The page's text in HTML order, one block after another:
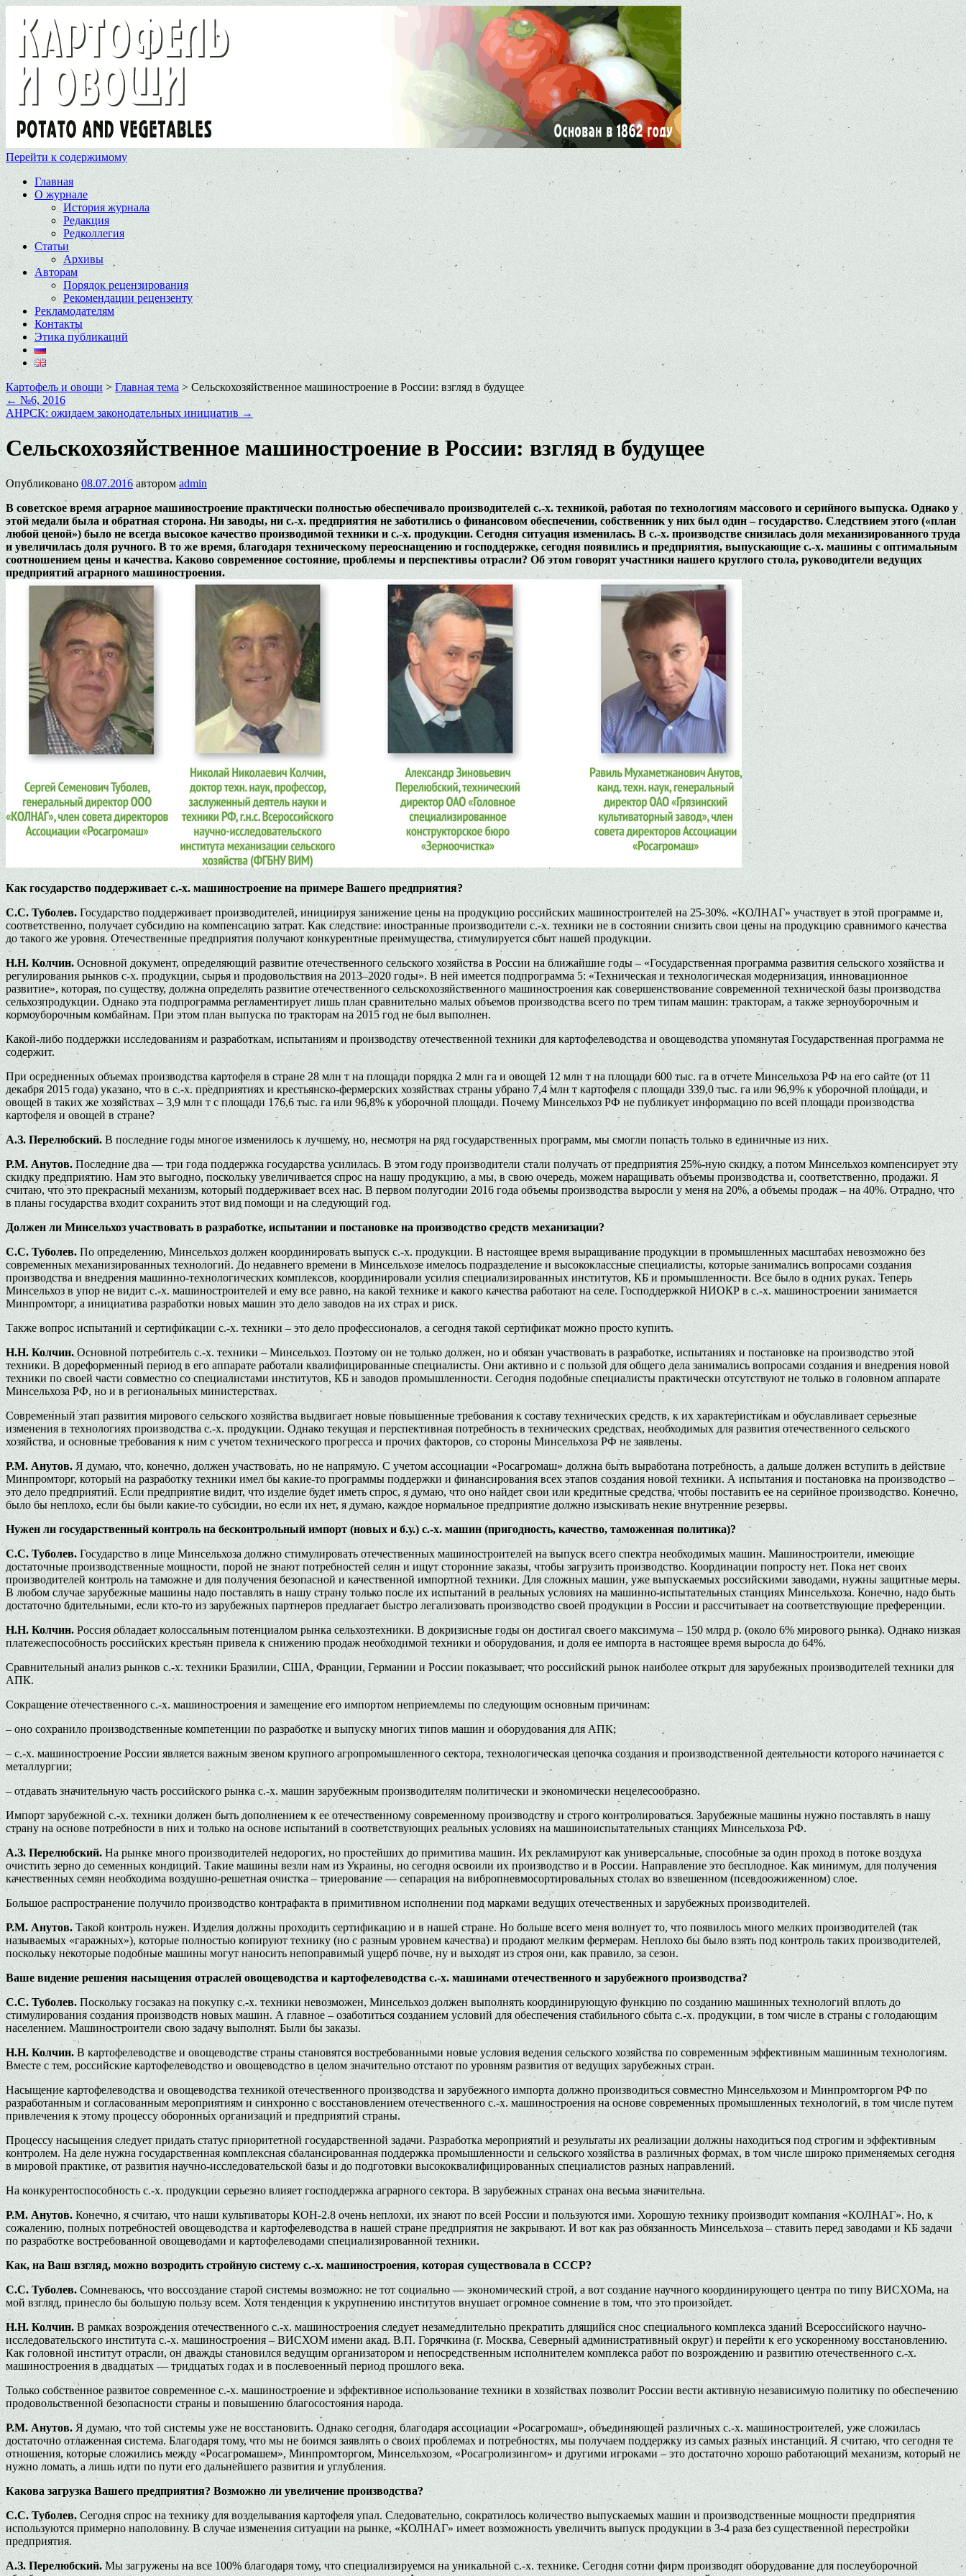
Перейти к содержимому
Главная
О журнале
История журнала
Редакция
Редколлегия
Статьи
Архивы
Авторам
Порядок рецензирования
Рекомендации рецензенту
Рекламодателям
Контакты
Этика публикаций
Картофель и овощи > Главная тема >Сельскохозяйственное машиностроение в России: взгляд в будущее
← №6, 2016
АНРСК: ожидаем законодательных инициатив →
Сельскохозяйственное машиностроение в России: взгляд в будущее
Опубликовано 08.07.2016 автором admin
В советское время аграрное машиностроение практически полностью обеспечивало производителей с.-х. техникой, работая по технологиям массового и серийного выпуска. Однако у
этой медали была и обратная сторона. Ни заводы, ни с.-х. предприятия не заботились о финансовом обеспечении, собственник у них был один – государство. Следствием этого («план
любой ценой») было не всегда высокое качество производимой техники и с.-х. продукции. Сегодня ситуация изменилась. В с.-х. производстве снизилась доля механизированного труда
и увеличилась доля ручного. В то же время, благодаря техническому переоснащению и господдержке, сегодня появились и предприятия, выпускающие с.-х. машины с оптимальным
соотношением цены и качества. Каково современное состояние, проблемы и перспективы отрасли? Об этом говорят участники нашего круглого стола, руководители ведущих
предприятий аграрного машиностроения.
Как государство поддерживает с.-х. машиностроение на примере Вашего предприятия?
С.С. Туболев.Государство поддерживает производителей, инициируя занижение цены на продукцию российских машиностроителей на 25-30%. «КОЛНАГ» участвует в этой программе и,
соответственно, получает субсидию на компенсацию затрат. Как следствие: иностранные производители с.-х. техники не в состоянии снизить свои цены на продукцию сравнимого качества
до такого же уровня. Отечественные предприятия получают конкурентные преимущества, стимулируется сбыт нашей продукции.
Н.Н. Колчин. Основной документ, определяющий развитие отечественного сельского хозяйства в России на ближайшие годы – «Государственная программа развития сельского хозяйства и
регулирования рынков с-х. продукции, сырья и продовольствия на 2013–2020 годы». В ней имеется подпрограмма 5: «Техническая и технологическая модернизация, инновационное
развитие», которая, по существу, должна определять развитие отечественного сельскохозяйственного машиностроения как совершенствование современной технической базы производства
сельхозпродукции. Однако эта подпрограмма регламентирует лишь план сравнительно малых объемов производства всего по трем типам машин: тракторам, а также зерноуборочным и
кормоуборочным комбайнам. При этом план выпуска по тракторам на 2015 год не был выполнен.
Какой-либо поддержки исследованиям и разработкам, испытаниям и производству отечественной техники для картофелеводства и овощеводства упомянутая Государственная программа не
содержит.
При осредненных объемах производства картофеля в стране 28 млн т на площади порядка 2 млн га и овощей 12 млн т на площади 600 тыс. га в отчете Минсельхоза РФ на его сайте (от 11
декабря 2015 года) указано, что в с.-х. предприятиях и крестьянско-фермерских хозяйствах страны убрано 7,4 млн т картофеля с площади 339,0 тыс. га или 96,9% к уборочной площади, и
овощей в таких же хозяйствах – 3,9 млн т с площади 176,6 тыс. га или 96,8% к уборочной площади. Почему Минсельхоз РФ не публикует информацию по всей площади производства
картофеля и овощей в стране?
А.З. Перелюбский.В последние годы многое изменилось к лучшему, но, несмотря на ряд государственных программ, мы смогли попасть только в единичные из них.
Р.М. Анутов. Последние два — три года поддержка государства усилилась. В этом году производители стали получать от предприятия 25%-ную скидку, а потом Минсельхоз компенсирует эту
скидку предприятию. Нам это выгодно, поскольку увеличивается спрос на нашу продукцию, а мы, в свою очередь, можем наращивать объемы производства и, соответственно, продажи. Я
считаю, что это прекрасный механизм, который поддерживает всех нас. В первом полугодии 2016 года объемы производства выросли у меня на 20%, а объемы продаж – на 40%. Отрадно, что
в планы государства входит сохранить этот вид помощи и на следующий год.
Должен ли Минсельхоз участвовать в разработке, испытании и постановке на производство средств механизации?
С.С. Туболев.По определению, Минсельхоз должен координировать выпуск с.-х. продукции. В настоящее время выращивание продукции в промышленных масштабах невозможно без
современных механизированных технологий. До недавнего времени в Минсельхозе имелось подразделение и высококлассные специалисты, которые занимались вопросами создания
производства и внедрения машинно-технологических комплексов, координировали усилия специализированных институтов, КБ и промышленности. Все было в одних руках. Теперь
Минсельхоз в упор не видит с.-х. машиностроителей и ему все равно, на какой технике и какого качества работают на селе. Господдержкой НИОКР в с.-х. машиностроении занимается
Минпромторг, а инициатива разработки новых машин это дело заводов на их страх и риск.
Также вопрос испытаний и сертификации с.-х. техники – это дело профессионалов, а сегодня такой сертификат можно просто купить.
Н.Н. Колчин. Основной потребитель с.-х. техники – Минсельхоз. Поэтому он не только должен, но и обязан участвовать в разработке, испытаниях и постановке на производство этой
техники. В дореформенный период в его аппарате работали квалифицированные специалисты. Они активно и с пользой для общего дела занимались вопросами создания и внедрения новой
техники по своей части совместно со специалистами институтов, КБ и заводов промышленности. Сегодня подобные специалисты практически отсутствуют не только в головном аппарате
Минсельхоза РФ, но и в региональных министерствах.
Современный этап развития мирового сельского хозяйства выдвигает новые повышенные требования к составу технических средств, к их характеристикам и обуславливает серьезные
изменения в технологиях производства с.-х. продукции. Однако текущая и перспективная потребность в технических средствах, необходимых для развития отечественного сельского
хозяйства, и основные требования к ним с учетом технического прогресса и прочих факторов, со стороны Минсельхоза РФ не заявлены.
Р.М. Анутов.Я думаю, что, конечно, должен участвовать, но не напрямую. С учетом ассоциации «Росагромаш» должна быть выработана потребность, а дальше должен вступить в действие
Минпромторг, который на разработку техники имел бы какие-то программы поддержки и финансирования всех этапов создания новой техники. А испытания и постановка на производство –
это дело предприятий. Если предприятие видит, что изделие будет иметь спрос, я думаю, что оно найдет свои или кредитные средства, чтобы поставить ее на серийное производство. Конечно,
было бы неплохо, если бы были какие-то субсидии, но если их нет, я думаю, каждое нормальное предприятие должно изыскивать некие внутренние резервы.
Нужен ли государственный контроль на бесконтрольный импорт (новых и б.у.) с.-х. машин (пригодность, качество, таможенная политика)?
С.С. Туболев. Государство в лице Минсельхоза должно стимулировать отечественных машиностроителей на выпуск всего спектра необходимых машин. Машиностроители, имеющие
достаточные производственные мощности, порой не знают потребностей селян и ищут сторонние заказы, чтобы загрузить производство. Координации попросту нет. Пока нет своих
производителей контроль на таможне и для получения безопасной и качественной импортной техники. Для сложных машин, уже выпускаемых российскими заводами, нужны защитные меры.
В любом случае зарубежные машины надо поставлять в нашу страну только после их испытаний в реальных условиях на машинно-испытательных станциях Минсельхоза. Конечно, надо быть
достаточно бдительными, если кто-то из зарубежных партнеров предлагает быстро легализовать производство своей продукции в России и рассчитывает на соответствующие преференции.
Н.Н. Колчин.Россия обладает колоссальным потенциалом рынка сельхозтехники. В докризисные годы он достигал своего максимума – 150 млрд р. (около 6% мирового рынка). Однако низкая
платежеспособность российских крестьян привела к снижению продаж необходимой техники и оборудования, и доля ее импорта в настоящее время выросла до 64%.
Сравнительный анализ рынков с.-х. техники Бразилии, США, Франции, Германии и России показывает, что российский рынок наиболее открыт для зарубежных производителей техники для
АПК.
Сокращение отечественного с.-х. машиностроения и замещение его импортом неприемлемы по следующим основным причинам:
– оно сохранило производственные компетенции по разработке и выпуску многих типов машин и оборудования для АПК;
– с.-х. машиностроение России является важным звеном крупного агропромышленного сектора, технологическая цепочка создания и производственной деятельности которого начинается с
металлургии;
– отдавать значительную часть российского рынка с.-х. машин зарубежным производителям политически и экономически нецелесообразно.
Импорт зарубежной с.-х. техники должен быть дополнением к ее отечественному современному производству и строго контролироваться. Зарубежные машины нужно поставлять в нашу
страну на основе потребности в них и только на основе испытаний в соответствующих реальных условиях на машиноиспытательных станциях Минсельхоза РФ.
А.З. Перелюбский. На рынке много производителей недорогих, но простейших до примитива машин. Их рекламируют как универсальные, способные за один проход в потоке воздуха
очистить зерно до семенных кондиций. Такие машины везли нам из Украины, но сегодня освоили их производство и в России. Направление это бесплодное. Как минимум, для получения
качественных семян необходима воздушно-решетная очистка – триерование — сепарация на вибропневмосортировальных столах во взвешенном (псевдоожиженном) слое.
Большое распространение получило производство контрафакта в примитивном исполнении под марками ведущих отечественных и зарубежных производителей.
Р.М. Анутов.Такой контроль нужен. Изделия должны проходить сертификацию и в нашей стране. Но больше всего меня волнует то, что появилось много мелких производителей (так
называемых «гаражных»), которые полностью копируют технику (но с разным уровнем качества) и продают мелким фермерам. Неплохо бы было взять под контроль таких производителей,
поскольку некоторые подобные машины могут наносить непоправимый ущерб почве, ну и выходят из строя они, как правило, за сезон.
Ваше видение решения насыщения отраслей овощеводства и картофелеводства с.-х. машинами отечественного и зарубежного производства?
С.С. Туболев. Поскольку госзаказ на покупку с.-х. техники невозможен, Минсельхоз должен выполнять координирующую функцию по созданию машинных технологий вплоть до
стимулирования создания производств новых машин. А главное – озаботиться созданием условий для обеспечения стабильного сбыта с.-х. продукции, в том числе в страны с голодающим
населением. Машиностроители свою задачу выполнят. Были бы заказы.
Н.Н. Колчин. В картофелеводстве и овощеводстве страны становятся востребованными новые условия ведения сельского хозяйства по современным эффективным машинным технологиям.
Вместе с тем, российские картофелеводство и овощеводство в целом значительно отстают по уровням развития от ведущих зарубежных стран.
Насыщение картофелеводства и овощеводства техникой отечественного производства и зарубежного импорта должно производиться совместно Минсельхозом и Минпромторгом РФ по
разработанным и согласованным мероприятиям и синхронно с восстановлением отечественного с.-х. машиностроения на основе современных промышленных технологий, в том числе путем
привлечения к этому процессу оборонных организаций и предприятий страны.
Процессу насыщения следует придать статус приоритетной государственной задачи. Разработка мероприятий и результаты их реализации должны находиться под строгим и эффективным
контролем. На деле нужна государственная комплексная сбалансированная поддержка промышленности и сельского хозяйства в различных формах, в том числе широко применяемых сегодня
в мировой практике, от развития научно-исследовательской базы и до подготовки высококвалифицированных специалистов разных направлений.
На конкурентоспособность с.-х. продукции серьезно влияет господдержка аграрного сектора. В зарубежных странах она весьма значительна.
Р.М. Анутов. Конечно, я считаю, что наши культиваторы КОН-2.8 очень неплохи, их знают по всей России и пользуются ими. Хорошую технику производит компания «КОЛНАГ». Но, к
сожалению, полных потребностей овощеводства и картофелеводства в нашей стране предприятия не закрывают. И вот как раз обязанность Минсельхоза – ставить перед заводами и КБ задачи
по разработке востребованной овощеводами и картофелеводами специализированной техники.
Как, на Ваш взгляд, можно возродить стройную систему с.-х. машиностроения, которая существовала в СССР?
С.С. Туболев. Сомневаюсь, что воссоздание старой системы возможно: не тот социально — экономический строй, а вот создание научного координирующего центра по типу ВИСХОМа, на
мой взгляд, принесло бы большую пользу всем. Хотя тенденция к укрупнению институтов внушает огромное сомнение в том, что это произойдет.
Н.Н. Колчин.В рамках возрождения отечественного с.-х. машиностроения следует незамедлительно прекратить длящийся снос специального комплекса зданий Всероссийского научно-
исследовательского института с.-х. машиностроения – ВИСХОМ имени акад. В.П. Горячкина (г. Москва, Северный административный округ) и перейти к его ускоренному восстановлению.
Как головной институт отрасли, он дважды становился ведущим организатором и непосредственным исполнителем комплекса работ по возрождению и развитию отечественного с.-х.
машиностроения в двадцатых — тридцатых годах и в послевоенный период прошлого века.
Только собственное развитое современное с.-х. машиностроение и эффективное использование техники в хозяйствах позволит России вести активную независимую политику по обеспечению
продовольственной безопасности страны и повышению благосостояния народа.
Р.М. Анутов. Я думаю, что той системы уже не восстановить. Однако сегодня, благодаря ассоциации «Росагромаш», объединяющей различных с.-х. машиностроителей, уже сложилась
достаточно отлаженная система. Благодаря тому, что мы не боимся заявлять о своих проблемах и потребностях, мы получаем поддержку из самых разных инстанций. Я считаю, что сегодня те
отношения, которые сложились между «Росагромашем», Минпромторгом, Минсельхозом, «Росагролизингом» и другими игроками – это достаточно хорошо работающий механизм, который не
нужно ломать, а лишь идти по пути его дальнейшего развития и углубления.
Какова загрузка Вашего предприятия? Возможно ли увеличение производства?
С.С. Туболев. Сегодня спрос на технику для возделывания картофеля упал. Следовательно, сократилось количество выпускаемых машин и производственные мощности предприятия
используются примерно наполовину. В случае изменения ситуации на рынке, «КОЛНАГ» имеет возможность увеличить выпуск продукции в 3-4 раза без существенной перестройки
предприятия.
А.З. Перелюбский.Мы загружены на все 100% благодаря тому, что специализируемся на уникальной с.-х. технике. Сегодня сотни фирм производят оборудование для послеуборочной